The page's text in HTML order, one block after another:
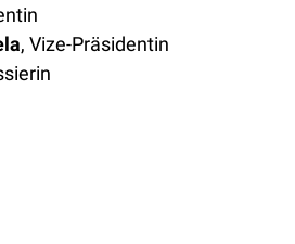
, Vize-Präsidentin